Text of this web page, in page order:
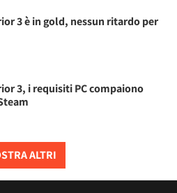
3 è in gold, nessun ritardo per
3, i requisiti PC compaiono
ALTRI